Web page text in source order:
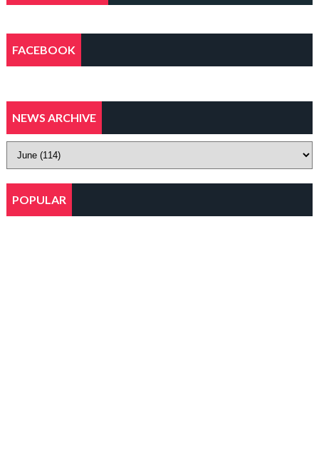
FACEBOOK
NEWS ARCHIVE
POPULAR